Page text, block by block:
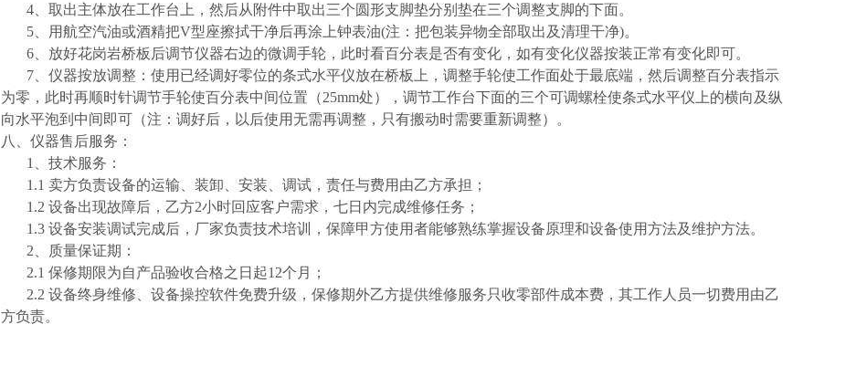
4、取出主体放在工作台上，然后从附件中取出三个圆形支脚垫分别垫在三个调整支脚的下面。
5、用航空汽油或酒精把V型座擦拭干净后再涂上钟表油(注：把包装异物全部取出及清理干净)。
6、放好花岗岩桥板后调节仪器右边的微调手轮，此时看百分表是否有变化，如有变化仪器按装正常有变化即可。
7、仪器按放调整：使用已经调好零位的条式水平仪放在桥板上，调整手轮使工作面处于最底端，然后调整百分表指示
为零，此时再顺时针调节手轮使百分表中间位置（25mm处），调节工作台下面的三个可调螺栓使条式水平仪上的横向及纵
向水平泡到中间即可（注：调好后，以后使用无需再调整，只有搬动时需要重新调整）。
八、仪器售后服务：
1、技术服务：
1.1 卖方负责设备的运输、装卸、安装、调试，责任与费用由乙方承担；
1.2 设备出现故障后，乙方2小时回应客户需求，七日内完成维修任务；
1.3 设备安装调试完成后，厂家负责技术培训，保障甲方使用者能够熟练掌握设备原理和设备使用方法及维护方法。
2、质量保证期：
2.1 保修期限为自产品验收合格之日起12个月；
2.2 设备终身维修、设备操控软件免费升级，保修期外乙方提供维修服务只收零部件成本费，其工作人员一切费用由乙
方负责。